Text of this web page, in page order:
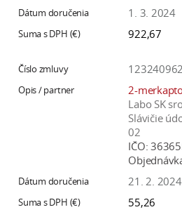
1. 3. 2024
922,67
123240962
2-
Labo SK sro
Slávičie
02
IČO:
21. 2. 2024
55,26